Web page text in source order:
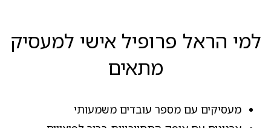
למי הראל פרופיל אישי למעסיק
מתאים
מעסיקים עם מספר עובדים משמעותי